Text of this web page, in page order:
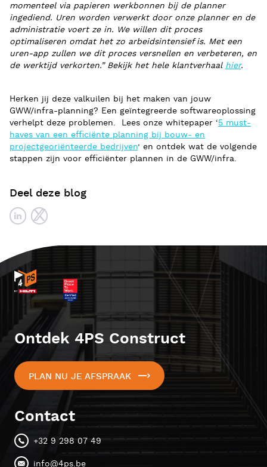
momenteel via papieren werkbonnen bij de planner
ingediend. Uren worden verwerkt door onze planner en de
administratie voert ze in. We willen dit proces
optimaliseren omdat het zo arbeidsintensief is. Met een
uren-app zullen we dit proces versnellen en verbeteren, en
de werktijd verkorten.” Bekijk het hele klantverhaal hier.
Herken jij deze valkuilen bij het maken van jouw
GWW/infra-planning? Een geïntegreerde softwareoplossing
verhelpt deze problemen. Lees onze whitepaper ‘5 must-
haves van een efficiënte planning bij bouw- en
projectgeoriënteerde bedrijven’ en ontdek wat de volgende
stappen zijn voor efficiënter plannen in de GWW/infra.
Deel deze blog
Ontdek 4PS Construct
PLAN NU JE AFSPRAAK
Contact
+32 9 298 07 49
info@4ps.be